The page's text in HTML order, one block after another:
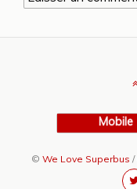
Mobile
© We Love Superbus /